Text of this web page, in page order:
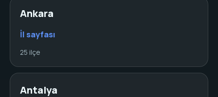
Ankara
İl sayfası
25 ilçe
Antalya